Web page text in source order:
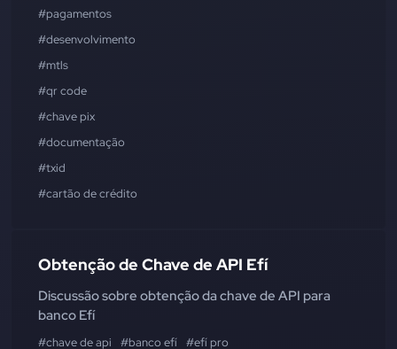
#pagamentos
#desenvolvimento
#mtls
#qr code
#chave pix
#documentação
#txid
#cartão de crédito
Obtenção de Chave de API Efí
Discussão sobre obtenção da chave de API para
banco Efí
#chave de api #banco efí #efí pro